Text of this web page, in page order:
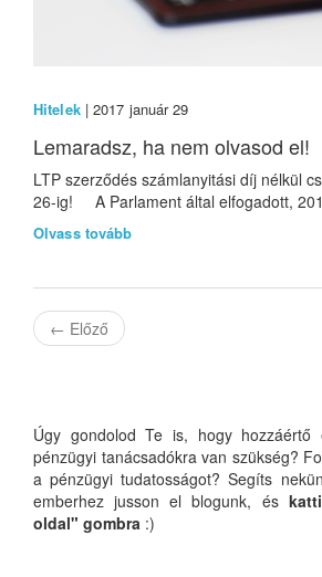
Hitelek| 2017 január 29
Lemaradsz, ha nem olvasod el!
LTP szerződés számlanyitási díj nélkül
26-ig! A Parlament által elfogadott,
Olvass tovább
← Előző
Úgy gondolod Te is, hogy hozzáértő
pénzügyi tanácsadókra van szükség?
a pénzügyi tudatosságot? Segíts
emberhez jusson el blogunk, és
oldal" gombra :)